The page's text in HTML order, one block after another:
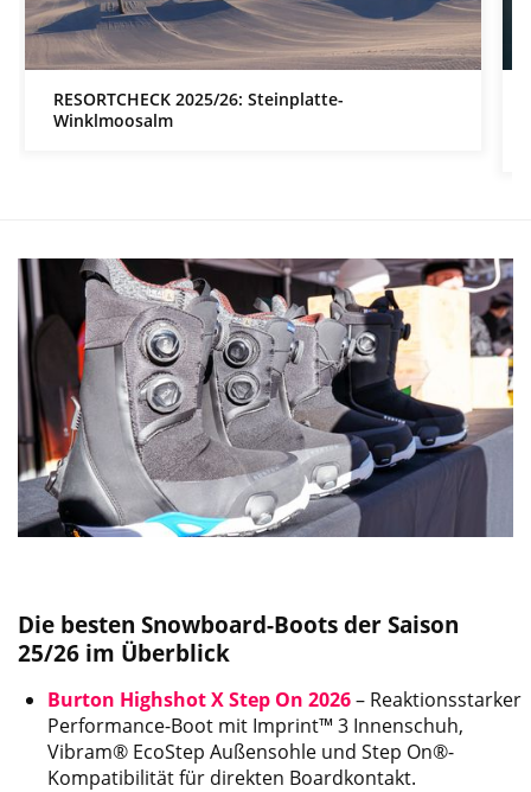
RESORTCHECK 2025/26: Steinplatte-
Winklmoosalm
Die besten Snowboard-Boots der Saison
25/26 im Überblick
Burton Highshot X Step On 2026– Reaktionsstarker
Performance-Boot mit Imprint™ 3 Innenschuh,
Vibram® EcoStep Außensohle und Step On®-
Kompatibilität für direkten Boardkontakt.